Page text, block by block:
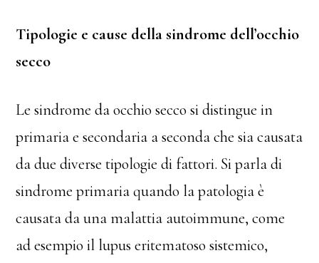
Tipologie e cause della sindrome dell’occhio
secco
Le sindrome da occhio secco si distingue in
primaria e secondaria a seconda che sia causata
da due diverse tipologie di fattori. Si parla di
sindrome primaria quando la patologia è
causata da una malattia autoimmune, come
ad esempio il lupus eritematoso sistemico,